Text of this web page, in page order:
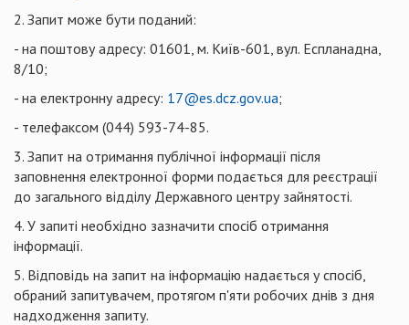
2. Запит може бути поданий:
- на поштову адресу: 01601, м. Київ-601, вул. Еспланадна,
8/10;
- на електронну адресу: 17@es.dcz.gov.ua;
- телефаксом (044) 593-74-85.
3. Запит на отримання публічної інформації після
заповнення електронної форми подається для реєстрації
до загального відділу Державного центру зайнятості.
4. У запиті необхідно зазначити спосіб отримання
інформації.
5. Відповідь на запит на інформацію надається у спосіб,
обраний запитувачем, протягом п'яти робочих днів з дня
надходження запиту.